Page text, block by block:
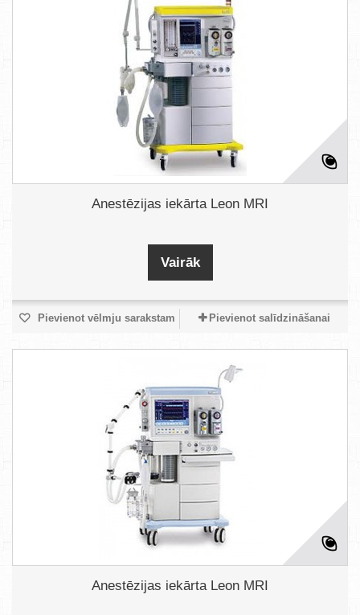
Anestēzijas iekārta Leon MRI
Vairāk
Pievienot vēlmju sarakstam Pievienot salīdzināšanai
Anestēzijas iekārta Leon MRI